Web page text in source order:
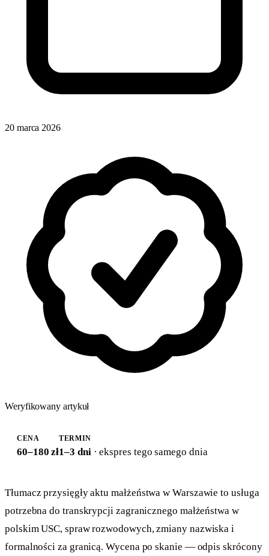
20 marca 2026
Weryfikowany artykuł
CENA
60–180 zł
TERMIN
1–3 dni· ekspres tego samego dnia
Tłumacz przysięgły aktu małżeństwa w Warszawie to usługa
potrzebna do transkrypcji zagranicznego małżeństwa w
polskim USC, spraw rozwodowych, zmiany nazwiska i
formalności za granicą. Wycena po skanie — odpis skrócony